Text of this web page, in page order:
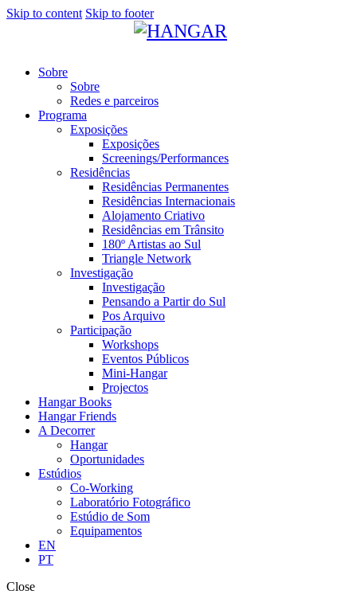
Skip to content Skip to footer
Sobre
Sobre
Redes e parceiros
Programa
Exposições
Exposições
Screenings/Performances
Residências
Residências Permanentes
Residências Internacionais
Alojamento Criativo
Residências em Trânsito
180º Artistas ao Sul
Triangle Network
Investigação
Investigação
Pensando a Partir do Sul
Pos Arquivo
Participação
Workshops
Eventos Públicos
Mini-Hangar
Projectos
Hangar Books
Hangar Friends
A Decorrer
Hangar
Oportunidades
Estúdios
Co-Working
Laboratório Fotográfico
Estúdio de Som
Equipamentos
EN
PT
Close